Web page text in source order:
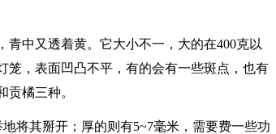
中又透着黄。它大小不一，大的在400克以
笼，表面凹凸不平，有的会有一些斑点，也有
橘三种。
将其掰开；厚的则有5~7毫米，需要费一些功